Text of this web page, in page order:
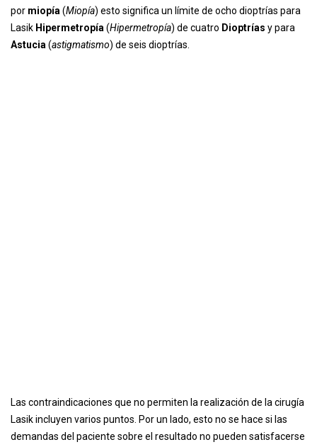
por miopía (Miopía) esto significa un límite de ocho dioptrías para
Lasik Hipermetropía (Hipermetropía) de cuatro Dioptrías y para
Astucia (astigmatismo) de seis dioptrías.
Las contraindicaciones que no permiten la realización de la cirugía
Lasik incluyen varios puntos. Por un lado, esto no se hace si las
demandas del paciente sobre el resultado no pueden satisfacerse